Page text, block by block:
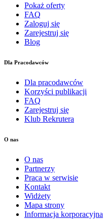
Pokaż oferty
FAQ
Zaloguj się
Zarejestruj się
Blog
Dla Pracodawców
Dla pracodawców
Korzyści publikacji
FAQ
Zarejestruj się
Klub Rekrutera
O nas
O nas
Partnerzy
Praca w serwisie
Kontakt
Widżety
Mapa strony
Informacja korporacyjna